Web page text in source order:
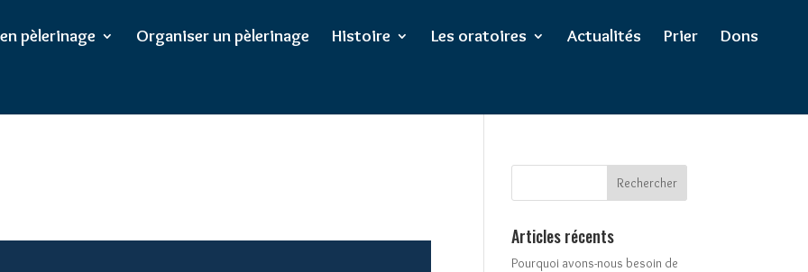
config.phpon line 102
pèlerinage Organiser un pèlerinage Histoire Les oratoires Actualités Prier Dons
Articles récents
Pourquoi avons-nous besoin de